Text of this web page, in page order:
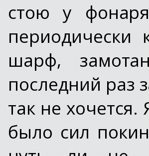
стою у
шарф,
последний раз
так не
было сил